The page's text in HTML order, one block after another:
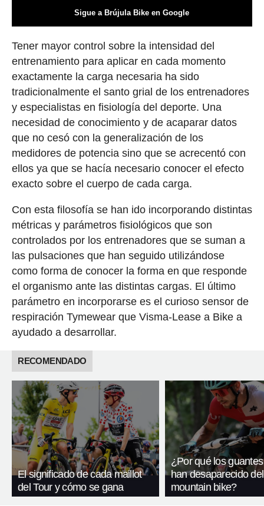
Sigue a Brújula Bike en Google
Tener mayor control sobre la intensidad del
entrenamiento para aplicar en cada momento
exactamente la carga necesaria ha sido
tradicionalmente el santo grial de los entrenadores
y especialistas en fisiología del deporte. Una
necesidad de conocimiento y de acaparar datos
que no cesó con la generalización de los
medidores de potencia sino que se acrecentó con
ellos ya que se hacía necesario conocer el efecto
exacto sobre el cuerpo de cada carga.
Con esta filosofía se han ido incorporando distintas
métricas y parámetros fisiológicos que son
controlados por los entrenadores que se suman a
las pulsaciones que han seguido utilizándose
como forma de conocer la forma en que responde
el organismo ante las distintas cargas. El último
parámetro en incorporarse es el curioso sensor de
respiración Tymewear que Visma-Lease a Bike a
ayudado a desarrollar.
RECOMENDADO
El significado de cada maillot
del Tour y cómo se gana
¿Por qué los
han desaparecido del
mountain bike?